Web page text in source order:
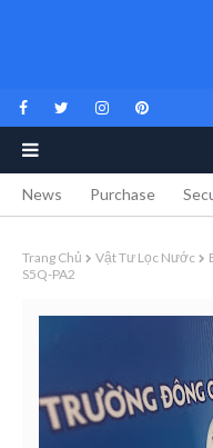
News Purchase
Trang Chủ Vật Tư Lọc Nước
S5Q-PA2